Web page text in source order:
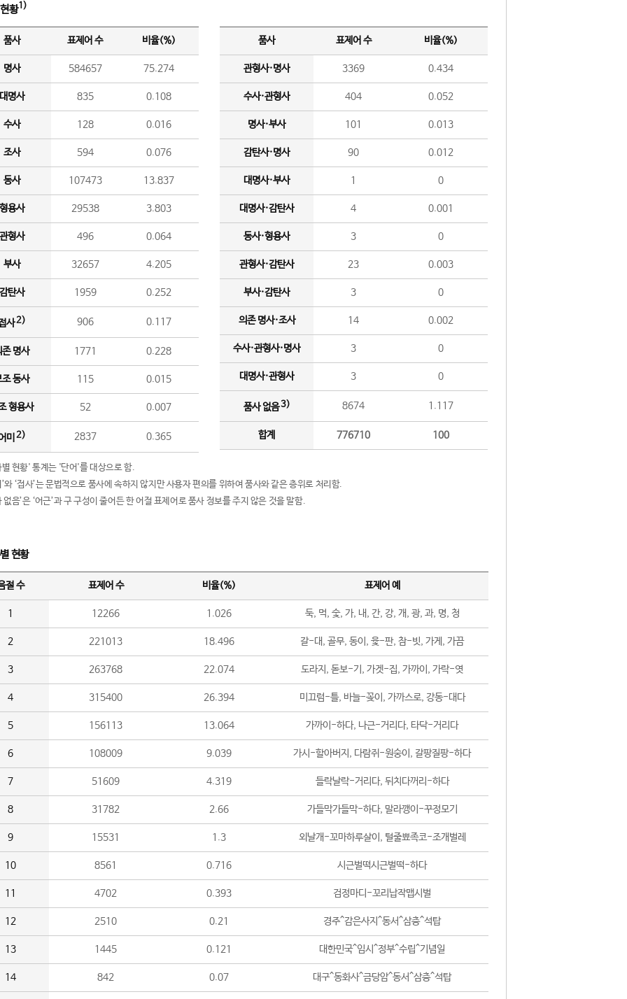
황1)
품사 표제어 수 비율(%)
명사 584657 75.274
명사 835 0.108
수사 128 0.016
조사 594 0.076
동사 107473 13.837
용사 29538 3.803
형사 496 0.064
부사 32657 4.205
탄사 1959 0.252
사2) 906 0.117
존 명사 1771 0.228
조 동사 115 0.015
형용사 52 0.007
미 2) 2837 0.365
품사 표제어 수 비율(%)
관형사·명사 3369 0.434
수사·관형사 404 0.052
명사·부사 101 0.013
감탄사·명사 90 0.012
대명사·부사 1 0
대명사·감탄사 4 0.001
동사·형용사 3 0
관형사·감탄사 23 0.003
부사·감탄사 3 0
의존 명사·조사 14 0.002
수사·관형사·명사 3 0
대명사·관형사 3 0
품사 없음3) 8674 1.117
합계 776710 100
현황' 통계는 '단어'를 대상으로 함.
와 ‘접사’는 문법적으로 품사에 속하지 않지만 사용자 편의를 위하여 품사와 같은 층위로 처리함.
없음’은 ‘어근’과 구 구성이 줄어든 한 어절 표제어로 품사 정보를 주지 않은 것을 말함.
현황
절 수 표제어 수 비율(%) 표제어 예
1 12266 1.026 둑, 먹, 숯, 가, 내, 간, 강, 개, 광, 과, 명, 청
2 221013 18.496 갈-대, 골무, 동이, 윷-판, 참-빗, 가게, 가끔
3 263768 22.074 도라지, 돋보-기, 가겟-집, 가까이, 가락-엿
4 315400 26.394 미끄럼-틀, 바늘-꽂이, 가까스로, 강동-대다
5 156113 13.064 가까이-하다, 나근-거리다, 타닥-거리다
6 108009 9.039 가시-할아버지, 다람쥐-원숭이, 갈팡질팡-하다
7 51609 4.319 들락날락-거리다, 뒤치다꺼리-하다
8 31782 2.66 가들막가들막-하다, 말라깽이-꾸정모기
9 15531 1.3 외날개-꼬마하루살이, 털줄뾰족코-조개벌레
10 8561 0.716 시근벌떡시근벌떡-하다
11 4702 0.393 검정마디-꼬리납작맵시벌
12 2510 0.21 경주^감은사지^동서^삼층^석탑
13 1445 0.121 대한민국^임시^정부^수립^기념일
14 842 0.07 대구^동화사^금당암^동서^삼층^석탑